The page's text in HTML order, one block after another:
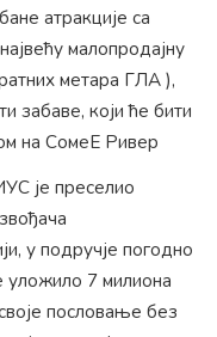
атракције са
малопродајну
метара ГЛА ),
забаве, који ће бити
на СомеЕ Ривер
је преселио
у подручје погодно
уложило 7 милиона
пословање без